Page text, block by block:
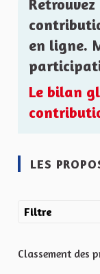
en ligne.
Le bilan
LES
Filtre
Classement des